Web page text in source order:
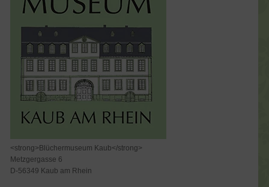
<strong>Blüchermuseum Kaub</strong>
Metzgergasse 6
D-56349 Kaub am Rhein